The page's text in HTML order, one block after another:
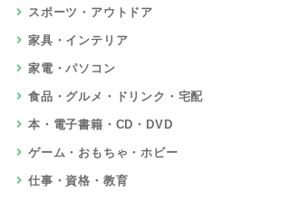
スポーツ・アウトドア
家具・インテリア
家電・パソコン
食品・グルメ・ドリンク・宅配
本・電子書籍・CD・DVD
ゲーム・おもちゃ・ホビー
仕事・資格・教育